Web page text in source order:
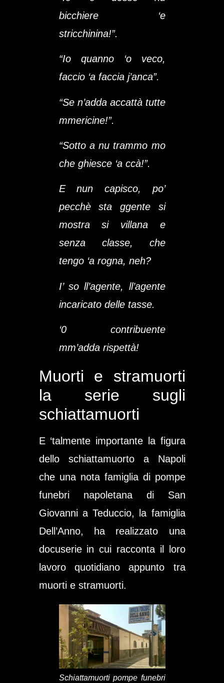
bicchiere ‘e
stricchinina!”.
“Io quanno ‘o veco,
faccio ‘a faccia j’anca”.
“Se n’adda accattà tutte
mmericine!”.
“Sotto a nu trammo mo
che ghiesce ‘a ccà!”.
E nun capisco, po’
pecchè sta ggente si
mostra si villana e
senza classe, che
tengo ‘a rogna, neh?
I’ so ll’agente, ll’agente
incaricato delle tasse.
‘0 contribuente
mm’adda rispettà!
Muorti e stramuorti
la serie sugli
schiattamuorti
E ‘talmente importante la figura
dello schiattamuorto a Napoli
che una nota famiglia di pompe
funebri napoletana di San
Giovanni a Teduccio, la famiglia
Dell’Anno, ha realizzato una
docuserie in cui racconta il loro
lavoro quotidiano appunto tra
muorti e stramuorti.
Schiattamuorti pompe funebri